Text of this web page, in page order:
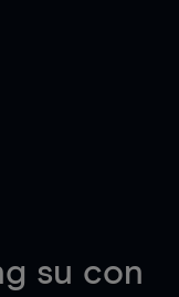
su con